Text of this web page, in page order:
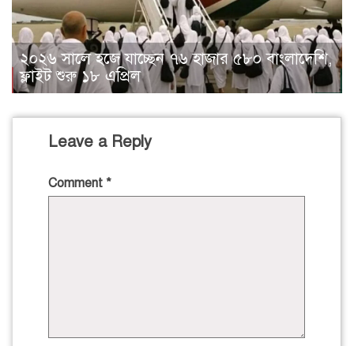
২০২৬ সালে হজে যাচ্ছেন ৭৬ হাজার ৫৮০ বাংলাদেশি,
ফ্লাইট শুরু ১৮ এপ্রিল
Leave a Reply
Comment *